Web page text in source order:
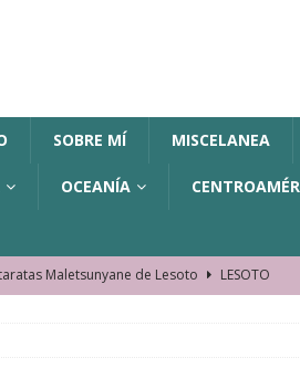
SOBRE MÍ MISCELANEA
OCEANÍA
Maletsunyane de Lesoto
LESOTO